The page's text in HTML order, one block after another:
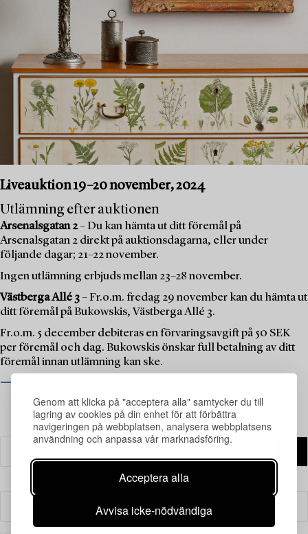
Genom att klicka på "acceptera alla" samtycker du till
lagring av cookies på din enhet för att förbättra
navigeringen på webbplatsen, analysera webbplatsens
användning och anpassa vår marknadsföring.
Acceptera alla
Avvisa icke-nödvändiga
Liveauktion 19–20 november, 2024
Utlämning efter auktionen
Arsenalsgatan 2– Du kan hämta ut ditt föremål på
Arsenalsgatan 2 direkt på auktionsdagarna, eller under
följande dagar; 21–22 november.
Ingen utlämning erbjuds mellan 23–28 november.
Västberga Allé 3– Fr.o.m. fredag 29 november kan du hämta ut
ditt föremål på Bukowskis, Västberga Allé 3.
Fr.o.m. 5 december debiteras en förvaringsavgift på 50 SEK
per föremål och dag. Bukowskis önskar full betalning av ditt
föremål innan utlämning kan ske.
⟶ Se öppettider
Filter